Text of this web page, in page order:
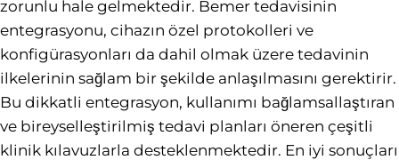
zorunlu hale gelmektedir. Bemer tedavisinin
entegrasyonu, cihazın özel protokolleri ve
konfigürasyonları da dahil olmak üzere tedavinin
ilkelerinin sağlam bir şekilde anlaşılmasını gerektirir.
Bu dikkatli entegrasyon, kullanımı bağlamsallaştıran
ve bireyselleştirilmiş tedavi planları öneren çeşitli
klinik kılavuzlarla desteklenmektedir. En iyi sonuçları